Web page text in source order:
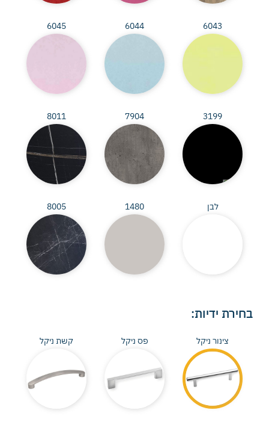
6043
6044
6045
3199
7904
8011
לבן 1480
8005
בחירת ידיות:
צינור ניקל פס ניקל קשת ניקל